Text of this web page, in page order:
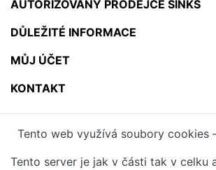
AUTORIZOVANÝ PRODEJCE SINKS
DŮLEŽITÉ INFORMACE
MŮJ ÚČET
KONTAKT
Tento web využívá soubory cookies
Tento server je jak v části tak v celku